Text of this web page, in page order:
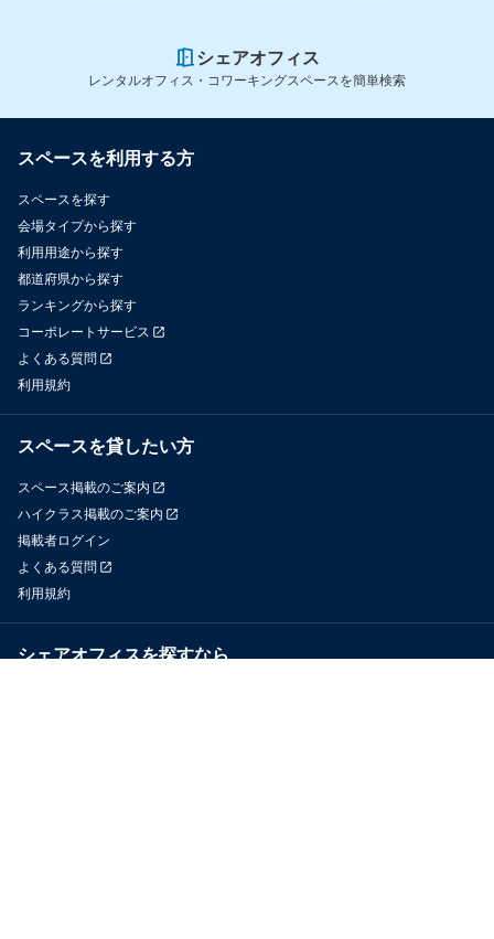
シェアオフィス
レンタルオフィス・コワーキングスペースを簡単検索
スペースを利用する方
スペースを探す
会場タイプから探す
利用用途から探す
都道府県から探す
ランキングから探す
コーポレートサービス
よくある質問
利用規約
スペースを貸したい方
スペース掲載のご案内
ハイクラス掲載のご案内
掲載者ログイン
よくある質問
利用規約
シェアオフィスを探すなら